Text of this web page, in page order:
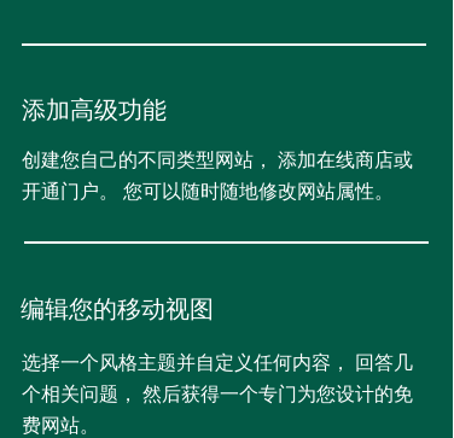
添加高级功能
创建您自己的不同类型网站， 添加在线商店或
开通门户。 您可以随时随地修改网站属性。
编辑您的移动视图
选择一个风格主题并自定义任何内容， 回答几
个相关问题， 然后获得一个专门为您设计的免
费网站。